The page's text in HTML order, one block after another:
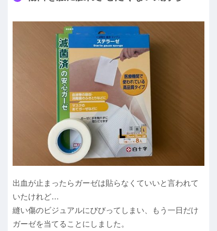
出血が止まったらガーゼは貼らなくていいと言われて
いたけれど…
縫い傷のビジュアルにびびってしまい、もう一日だけ
ガーゼを当てることにしました。